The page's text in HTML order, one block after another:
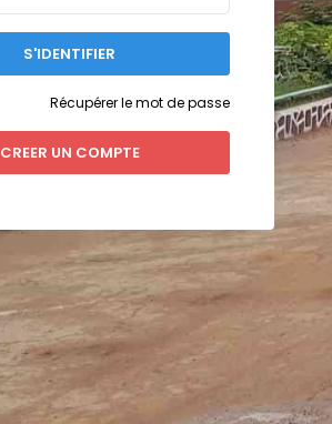
S'IDENTIFIER
Récupérer le mot de passe
CREER UN COMPTE